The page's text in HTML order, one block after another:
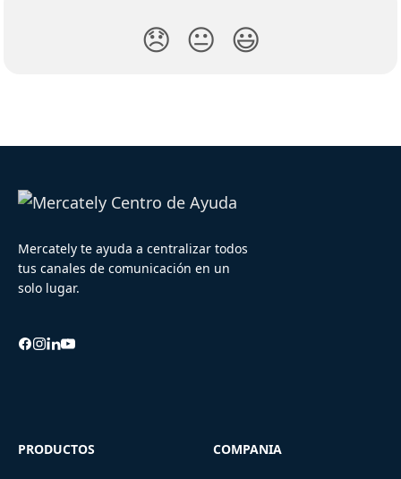
😞 😐 😃
Mercately te ayuda a centralizar todos
tus canales de comunicación en un
solo lugar.
PRODUCTOS COMPANIA